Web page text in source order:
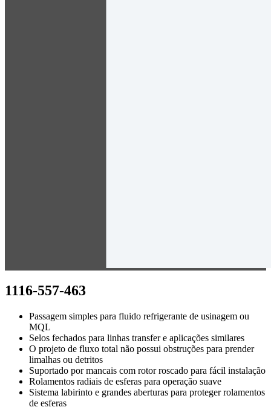
1116-557-463
Passagem simples para fluido refrigerante de usinagem ou
MQL
Selos fechados para linhas transfer e aplicações similares
O projeto de fluxo total não possui obstruções para prender
limalhas ou detritos
Suportado por mancais com rotor roscado para fácil instalação
Rolamentos radiais de esferas para operação suave
Sistema labirinto e grandes aberturas para proteger rolamentos
de esferas